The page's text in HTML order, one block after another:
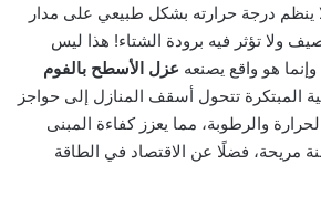
ينظم درجة حرارته بشكل طبيعي على مدار
ولا تؤثر فيه برودة الشتاء! هذا ليس
هو واقع يصنعه عزل الأسطح بالفوم
المبتكرة تتحول أسقف المنازل إلى حواجز
والرطوبة، مما يعزز كفاءة المبنى
مريحة، فضلًا عن الاقتصاد في الطاقة